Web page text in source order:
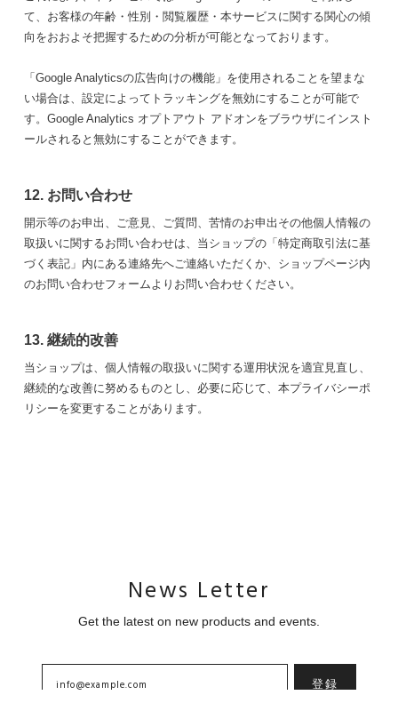
て、お客様の年齢・性別・閲覧履歴・本サービスに関する関心の傾
向をおおよそ把握するための分析が可能となっております。
「Google Analyticsの広告向けの機能」を使用されることを望まな
い場合は、設定によってトラッキングを無効にすることが可能で
す。Google Analytics オプトアウト アドオンをブラウザにインスト
ールされると無効にすることができます。
12. お問い合わせ
開示等のお申出、ご意見、ご質問、苦情のお申出その他個人情報の
取扱いに関するお問い合わせは、当ショップの「特定商取引法に基
づく表記」内にある連絡先へご連絡いただくか、ショップページ内
のお問い合わせフォームよりお問い合わせください。
13. 継続的改善
当ショップは、個人情報の取扱いに関する運用状況を適宜見直し、
継続的な改善に努めるものとし、必要に応じて、本プライバシーポ
リシーを変更することがあります。
News Letter
Get the latest on new products and events.
登録